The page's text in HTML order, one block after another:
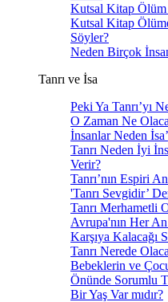
Kutsal Kitap
Kutsal Kitap
Söyler?
Neden Birçok
Tanrı ve İsa
Peki Ya Tanrı’yı
O Zaman Ne
İnsanlar Neden
Tanrı Neden İyi
Verir?
Tanrı’nın Espiri
'Tanrı Sevgidir’
Tanrı Merhametli
Avrupa'nın Her
Karşıya Kalacağı
Tanrı Nerede
Bebeklerin ve
Önünde Sorumlu
Bir Yaş Var mıdır?